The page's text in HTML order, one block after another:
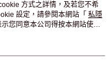
方式之詳情，及若您不希
設定，請參閱本網站「 私隱
您同意本公司得按本網站使用